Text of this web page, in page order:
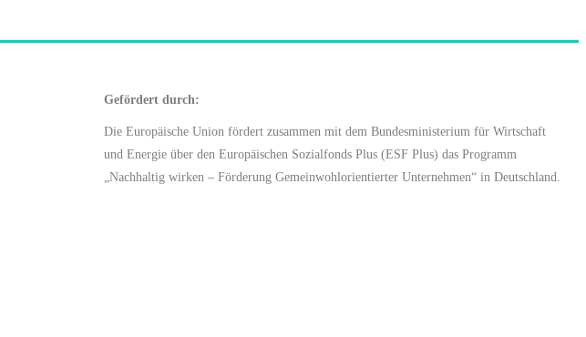
Gefördert durch:
Die Europäische Union fördert zusammen mit demBundesministerium für Wirtschaft
und Energieüber denEuropäischen Sozialfonds Plus (ESF Plus) das Programm
„Nachhaltig wirken – Förderung Gemeinwohlorientierter Unternehmen“ in Deutschland.